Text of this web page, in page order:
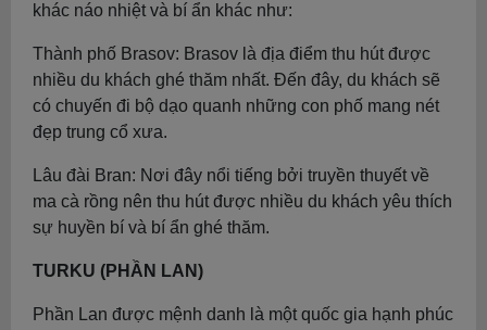
khác náo nhiệt và bí ẩn khác như:
Thành phố Brasov: Brasov là địa điểm thu hút được
nhiều du khách ghé thăm nhất. Đến đây, du khách sẽ
có chuyến đi bộ dạo quanh những con phố mang nét
đẹp trung cổ xưa.
Lâu đài Bran: Nơi đây nổi tiếng bởi truyền thuyết về
ma cà rồng nên thu hút được nhiều du khách yêu thích
sự huyền bí và bí ẩn ghé thăm.
TURKU (PHẦN LAN)
Phần Lan được mệnh danh là một quốc gia hạnh phúc